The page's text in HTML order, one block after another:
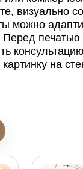
визуально
можно
картинку на